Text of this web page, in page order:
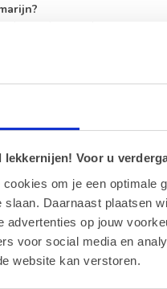
lekkernijen! Voor u
om je een optimale
slaan. Daarnaast plaatsen
advertenties op jouw
voor social media en
website kan verstoren.
droge plaats te bewaren en
Controleer altijd de
of als onderdeel van een
en echte